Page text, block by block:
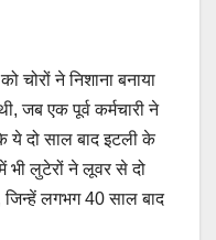
चोरों ने निशाना बनाया
जब एक पूर्व कर्मचारी ने
ये दो साल बाद इटली के
भी लुटेरों ने लूवर से दो
लगभग 40 साल बाद